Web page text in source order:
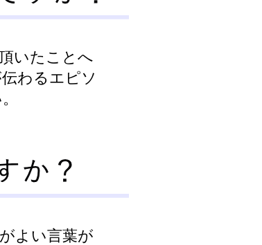
いたことへ
わるエピソ
よい言葉が